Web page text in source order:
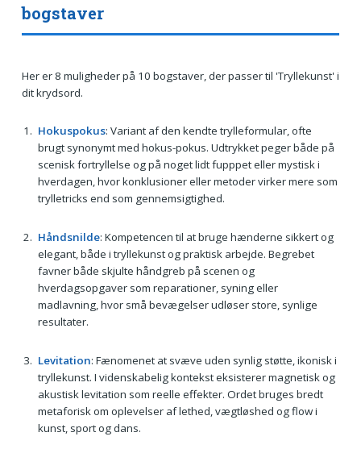
bogstaver
Her er 8 muligheder på 10 bogstaver, der passer til 'Tryllekunst' i
dit krydsord.
Hokuspokus: Variant af den kendte trylleformular, ofte
brugt synonymt med hokus-pokus. Udtrykket peger både på
scenisk fortryllelse og på noget lidt fupppet eller mystisk i
hverdagen, hvor konklusioner eller metoder virker mere som
trylletricks end som gennemsigtighed.
Håndsnilde: Kompetencen til at bruge hænderne sikkert og
elegant, både i tryllekunst og praktisk arbejde. Begrebet
favner både skjulte håndgreb på scenen og
hverdagsopgaver som reparationer, syning eller
madlavning, hvor små bevægelser udløser store, synlige
resultater.
Levitation: Fænomenet at svæve uden synlig støtte, ikonisk i
tryllekunst. I videnskabelig kontekst eksisterer magnetisk og
akustisk levitation som reelle effekter. Ordet bruges bredt
metaforisk om oplevelser af lethed, vægtløshed og flow i
kunst, sport og dans.